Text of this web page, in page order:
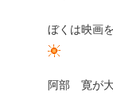
ぼくは映画
阿部 寛が大